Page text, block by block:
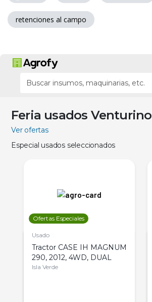
retenciones al campo
Feria usados Venturino
Ver ofertas
Especial usados seleccionados
Ofertas Especiales
Usado
Tractor CASE IH MAGNUM
290, 2012, 4WD, DUAL
Isla Verde